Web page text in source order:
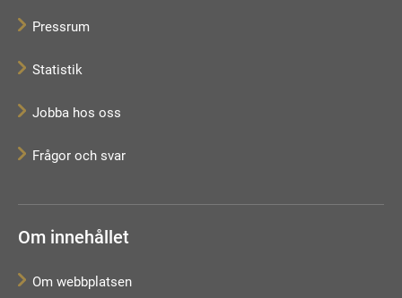
Pressrum
Statistik
Jobba hos oss
Frågor och svar
Om innehållet
Om webbplatsen